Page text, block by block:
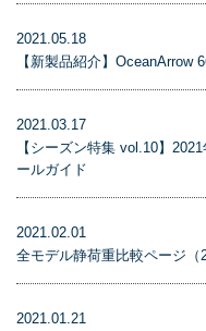
2021.05.18
【新製品紹介】OceanArrow
2021.03.17
【シーズン特集 vol.10】
ールガイド
2021.02.01
全モデル静荷重比較ページ
2021.01.21